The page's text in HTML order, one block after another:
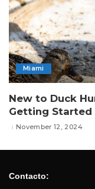
Miami
New to Duck
Getting Started
November 12, 2024
Contacto: